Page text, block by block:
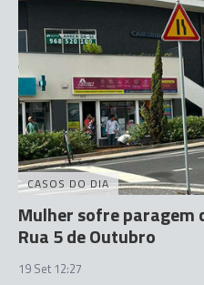
CASOS DO DIA
Mulher sofre
Rua 5 de Outubro
19 Set 12:27